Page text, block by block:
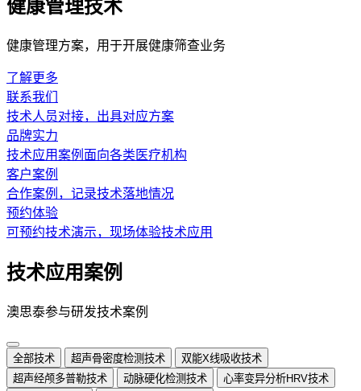
健康管理技术
健康管理方案，用于开展健康筛查业务
了解更多
联系我们
技术人员对接，出具对应方案
品牌实力
技术应用案例面向各类医疗机构
客户案例
合作案例，记录技术落地情况
预约体验
可预约技术演示，现场体验技术应用
技术应用案例
澳思泰参与研发技术案例
全部技术 超声骨密度检测技术
双能X线吸收技术
超声经颅多普勒技术
动脉硬化检测技术
心率变异分析HRV技术